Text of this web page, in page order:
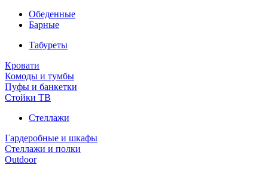
Обеденные
Барные
Табуреты
Кровати
Комоды и тумбы
Пуфы и банкетки
Стойки ТВ
Стеллажи
Гардеробные и шкафы
Стеллажи и полки
Outdoor